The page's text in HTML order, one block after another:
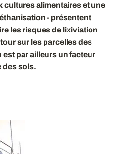
cultures alimentaires et une
- présentent
les risques de lixiviation
sur les parcelles des
par ailleurs un facteur
des sols.